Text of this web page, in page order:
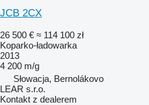
JCB 2CX
26 500 € ≈ 114 100 zł
Koparko-ładowarka
2013
4 200 m/g
Słowacja, Bernolákovo
LEAR s.r.o.
Kontakt z dealerem